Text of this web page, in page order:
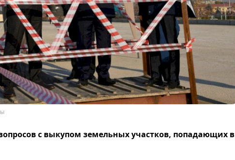
с выкупом земельных участков, попадающих в